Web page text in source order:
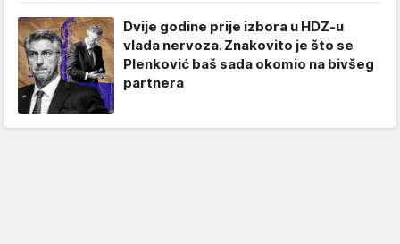
Dvije godine prije izbora u HDZ-u
vlada nervoza. Znakovito je što se
Plenković baš sada okomio na bivšeg
partnera